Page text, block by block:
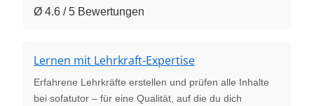
Ø 4.6 / 5 Bewertungen
Lernen mit Lehrkraft-Expertise
Erfahrene Lehrkräfte erstellen und prüfen alle Inhalte
bei sofatutor – für eine Qualität, auf die du dich